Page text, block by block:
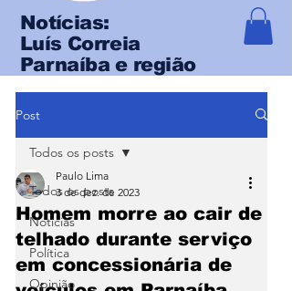
Notícias:
Luís Correia
Parnaíba e região
Post
Todos os posts
Notícias
Política
Opinião
Todos os posts
Homem morre ao cair de
telhado durante serviço
em concessionária de
Paulo Lima
3 de dez. de 2023